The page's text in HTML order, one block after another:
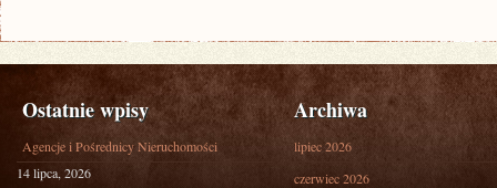
Ostatnie wpisy
Agencje i Pośrednicy Nieruchomości
14 lipca, 2026
Archiwa
lipiec 2026
czerwiec 2026